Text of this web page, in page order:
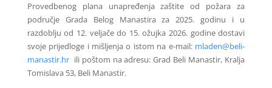
Provedbenog plana unapređenja zaštite od požara za
područje Grada Belog Manastira za 2025. godinu i u
razdoblju od 12. veljače do 15. ožujka 2026. godine dostavi
svoje prijedloge i mišljenja o istom na e-mail: mladen@beli-
manastir.hr ili poštom na adresu: Grad Beli Manastir, Kralja
Tomislava 53, Beli Manastir.